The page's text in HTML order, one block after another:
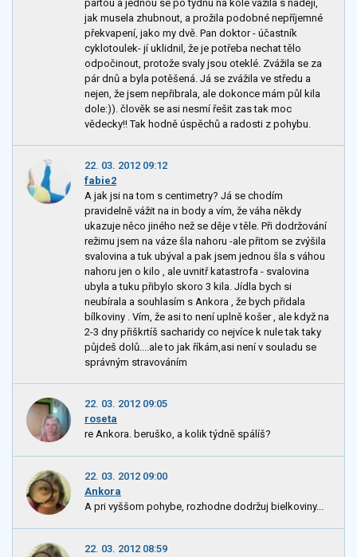
partou a jednou se po týdnu na kole vážila s nadějí,
jak musela zhubnout, a prožila podobné nepříjemné
překvapení, jako my dvě. Pan doktor - účastník
cyklotoulek- jí uklidnil, že je potřeba nechat tělo
odpočinout, protože svaly jsou oteklé. Zvážila se za
pár dnů a byla potěšená. Já se zvážila ve středu a
nejen, že jsem nepřibrala, ale dokonce mám půl kila
dole:)). člověk se asi nesmí řešit zas tak moc
vědecky!! Tak hodně úspěchů a radosti z pohybu.
22. 03. 2012 09:12
fabie2
A jak jsi na tom s centimetry? Já se chodím
pravidelně vážit na in body a vím, že váha někdy
ukazuje něco jiného než se děje v těle. Při dodržování
režimu jsem na váze šla nahoru -ale přitom se zvýšila
svalovina a tuk ubýval a pak jsem jednou šla s váhou
nahoru jen o kilo , ale uvnitř katastrofa - svalovina
ubyla a tuku přibylo skoro 3 kila. Jídla bych si
neubírala a souhlasím s Ankora , že bych přidala
bílkoviny . Vím, že asi to není uplně košer , ale když na
2-3 dny přiškrtíš sacharidy co nejvíce k nule tak taky
půjdeš dolů....ale to jak říkám,asi není v souladu se
správným stravováním
22. 03. 2012 09:05
roseta
re Ankora. beruško, a kolik týdně spálíš?
22. 03. 2012 09:00
Ankora
A pri vyššom pohybe, rozhodne dodržuj bielkoviny...
22. 03. 2012 08:59